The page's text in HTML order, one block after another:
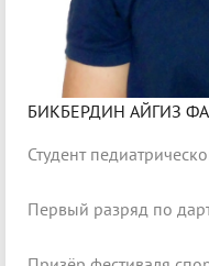
БИКБЕРДИН АЙГИЗ
Студент
Первый разряд по